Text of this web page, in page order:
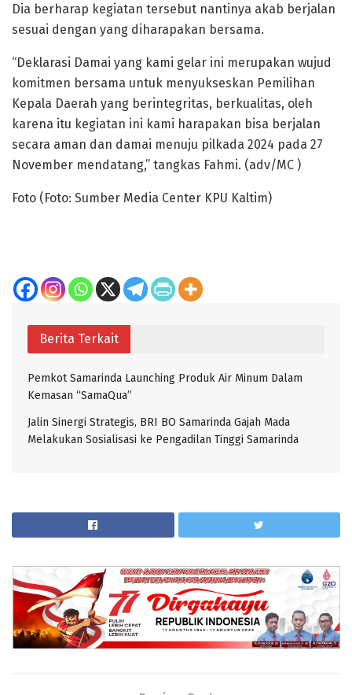
Dia berharap kegiatan tersebut nantinya akab berjalan
sesuai dengan yang diharapakan bersama.
“Deklarasi Damai yang kami gelar ini merupakan wujud
komitmen bersama untuk menyukseskan Pemilihan
Kepala Daerah yang berintegritas, berkualitas, oleh
karena itu kegiatan ini kami harapakan bisa berjalan
secara aman dan damai menuju pilkada 2024 pada 27
November mendatang,” tangkas Fahmi. (adv/MC )
Foto (Foto: Sumber Media Center KPU Kaltim)
Berita Terkait
Pemkot Samarinda Launching Produk Air Minum Dalam
Kemasan “SamaQua”
Jalin Sinergi Strategis, BRI BO Samarinda Gajah Mada
Melakukan Sosialisasi ke Pengadilan Tinggi Samarinda